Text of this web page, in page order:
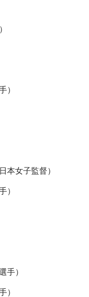
）
本女子監督）
）
手）
）